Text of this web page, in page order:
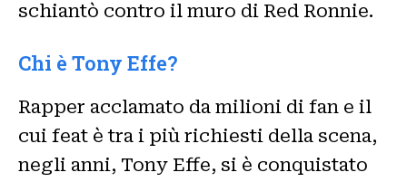
schiantò contro il muro di Red Ronnie.
Chi è Tony Effe?
Rapper acclamato da milioni di fan e il
cui feat è tra i più richiesti della scena,
negli anni, Tony Effe, si è conquistato